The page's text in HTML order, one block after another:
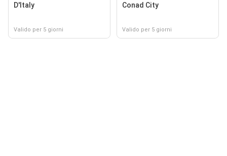
D'Italy
Valido per 5 giorni
Conad City
Valido per 5 giorni